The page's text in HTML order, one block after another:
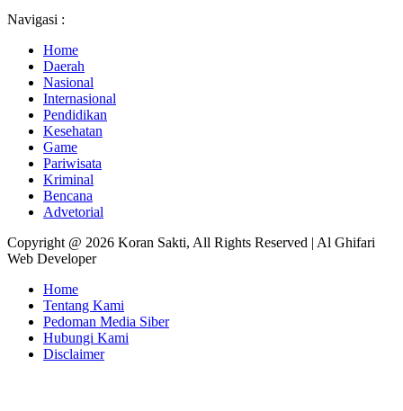
Navigasi :
Home
Daerah
Nasional
Internasional
Pendidikan
Kesehatan
Game
Pariwisata
Kriminal
Bencana
Advetorial
Copyright @ 2026 Koran Sakti, All Rights Reserved | Al Ghifari
Web Developer
Home
Tentang Kami
Pedoman Media Siber
Hubungi Kami
Disclaimer